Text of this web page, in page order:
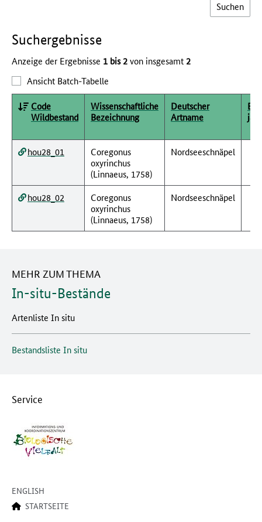
Such­ergebnisse
Anzeige der Ergebnisse 1 bis 2von insgesamt 2
Ansicht Batch-Tabelle
Code
Wildbestand
Wissenschaftliche
Bezeichnung
Deutscher
Artname
jahr
hou28_01
Coregonus
oxyrinchus
(Linnaeus, 1758)
Nordseeschnäpel
hou28_02
Coregonus
oxyrinchus
(Linnaeus, 1758)
Nordseeschnäpel
MEHR ZUM THEMA
In-situ-Bestände
Artenliste In situ
Bestandsliste In situ
Service
ENGLISH
STARTSEITE